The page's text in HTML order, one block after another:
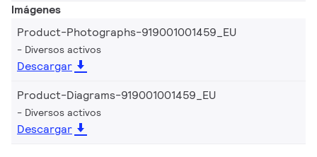
Imágenes
Product-Photographs-919001001459_EU
Diversos activos
Descargar
Product-Diagrams-919001001459_EU
Diversos activos
Descargar